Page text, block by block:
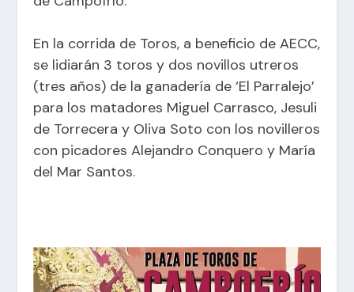
En la corrida de Toros, a beneficio de AECC,
se lidiarán 3 toros y dos novillos utreros
(tres años) de la ganadería de ‘El Parralejo’
para los matadores Miguel Carrasco, Jesuli
de Torrecera y Oliva Soto con los novilleros
con picadores Alejandro Conquero y María
del Mar Santos.